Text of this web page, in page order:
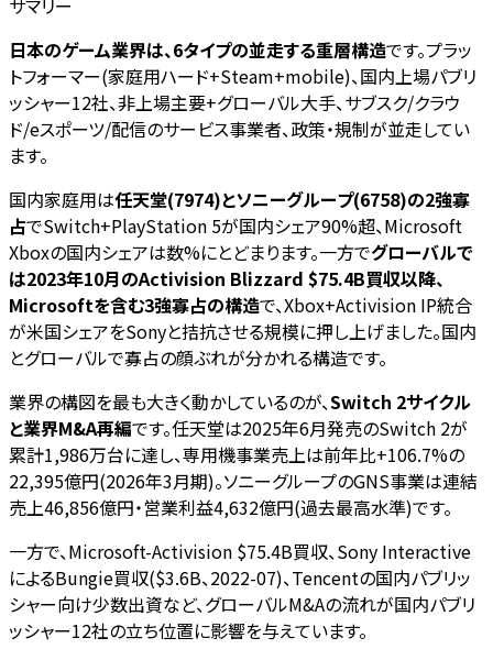
日本のゲーム業界は、6タイプの並走する重層構造です。プラッ
トフォーマー(家庭用ハード+Steam+mobile)、国内上場パブリ
ッシャー12社、非上場主要+グローバル大手、サブスク/クラウ
ド/eスポーツ/配信のサービス事業者、政策・規制が並走してい
ます。
国内家庭用は任天堂(7974)とソニーグループ(6758)の2強寡
占でSwitch+PlayStation 5が国内シェア90%超、Microsoft
Xboxの国内シェアは数%にとどまります。一方でグローバルで
は2023年10月のActivision Blizzard $75.4B買収以降、
Microsoftを含む3強寡占の構造で、Xbox+Activision IP統合
が米国シェアをSonyと拮抗させる規模に押し上げました。国内
とグローバルで寡占の顔ぶれが分かれる構造です。
業界の構図を最も大きく動かしているのが、Switch 2サイクル
と業界M&A再編です。任天堂は2025年6月発売のSwitch 2が
累計1,986万台に達し、専用機事業売上は前年比+106.7%の
22,395億円(2026年3月期)。ソニーグループのGNS事業は連結
売上46,856億円・営業利益4,632億円(過去最高水準)です。
一方で、Microsoft-Activision $75.4B買収、Sony Interactive
によるBungie買収($3.6B、2022-07)、Tencentの国内パブリッ
シャー向け少数出資など、グローバルM&Aの流れが国内パブリ
ッシャー12社の立ち位置に影響を与えています。